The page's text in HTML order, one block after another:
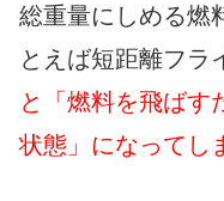
総重量にしめる燃
とえば短距離フラ
と「燃料を飛ばす
状態」になってし